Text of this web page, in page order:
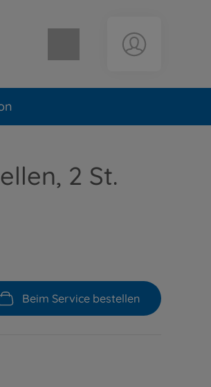
Warenkorb leer
2 St.
Beim Service bestellen